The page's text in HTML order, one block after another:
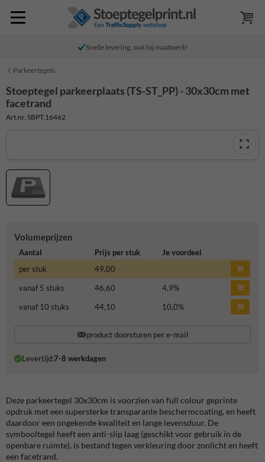
Snelle levering, ook bij maatwerk!
Parkeertegels
Stoeptegel parkeerplaats (TS-ST_PP) - 30x30cm met
facetrand
Art.nr. SBPT.16462
Volumeprijzen
Aantal Prijs per stuk
Je voordeel
per stuk
49,00
vanaf 5 stuks
46,60 4,9%
vanaf 10 stuks
44,10 10,0%
product doorsturen per e-mail
Levertijd:7-8 werkdagen
Deze parkeertegel 30x30cm is voorzien van full colour geprinte
opdruk met een supersterke transparante beschermcoating, en heeft
daardoor een ongekende kwaliteit en lange levensduur. De
symbooltegel heeft een anti-slip laag (geschikt voor gebruik in de
openbare ruimte), is bestand tegen verkleuring door zonlicht en heeft
een facetrand.